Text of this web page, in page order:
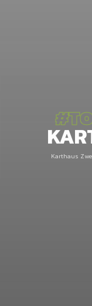
Karthaus